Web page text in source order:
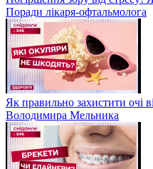
Поради лікаря-офтальмолога
Як правильно захистити очі
Володимира Мельника